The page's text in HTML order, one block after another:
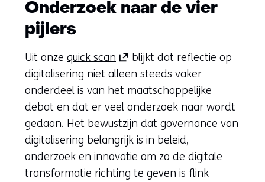
Onderzoek naar de vier
pijlers
Uit onze quick scan (opent
in
nieuw
venster)
(verwijst
naar
een
andere
blijkt dat reflectie op
digitalisering niet alleen steeds vaker
onderdeel is van het maatschappelijke
debat en dat er veel onderzoek naar wordt
gedaan. Het bewustzijn dat governance van
digitalisering belangrijk is in beleid,
onderzoek en innovatie om zo de digitale
transformatie richting te geven is flink